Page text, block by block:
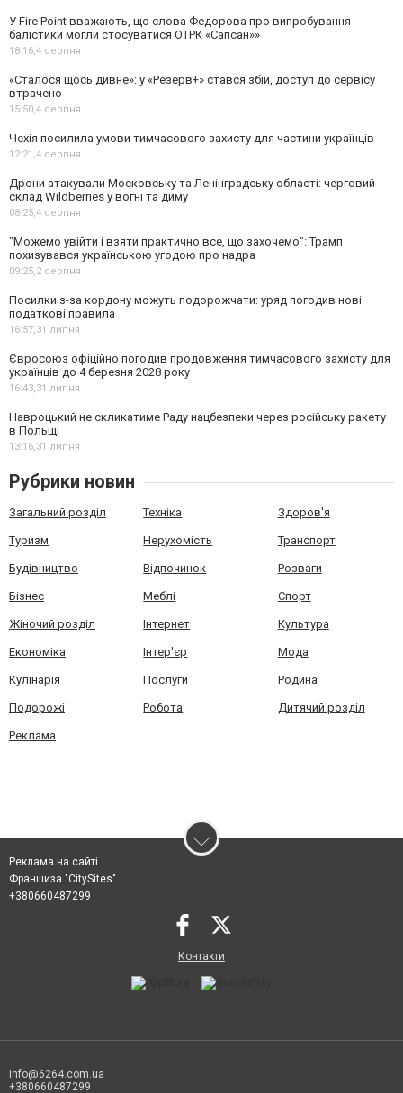
У Fire Point вважають, що слова Федорова про випробування
балістики могли стосуватися ОТРК «Сапсан»»
18:16,4 серпня
«Сталося щось дивне»: у «Резерв+» стався збій, доступ до сервісу
втрачено
15:50,4 серпня
Чехія посилила умови тимчасового захисту для частини українців
12:21,4 серпня
Дрони атакували Московську та Ленінградську області: черговий
склад Wildberries у вогні та диму
08:25,4 серпня
"Можемо увійти і взяти практично все, що захочемо": Трамп
похизувався українською угодою про надра
09:25,2 серпня
Посилки з-за кордону можуть подорожчати: уряд погодив нові
податкові правила
16:57,31 липня
Євросоюз офіційно погодив продовження тимчасового захисту для
українців до 4 березня 2028 року
16:43,31 липня
Навроцький не скликатиме Раду нацбезпеки через російську ракету
в Польщі
13:16,31 липня
Рубрики новин
Загальний розділ Техніка Здоров'я
Туризм Нерухомість Транспорт
Будівництво Відпочинок Розваги
Бізнес Меблі Спорт
Жіночий розділ Інтернет Культура
Економіка Інтер'єр Мода
Кулінарія Послуги Родина
Подорожі Робота Дитячий розділ
Реклама
Реклама на сайті
Франшиза "CitySites"
+380660487299
Контакти
info@6264.com.ua
+380660487299